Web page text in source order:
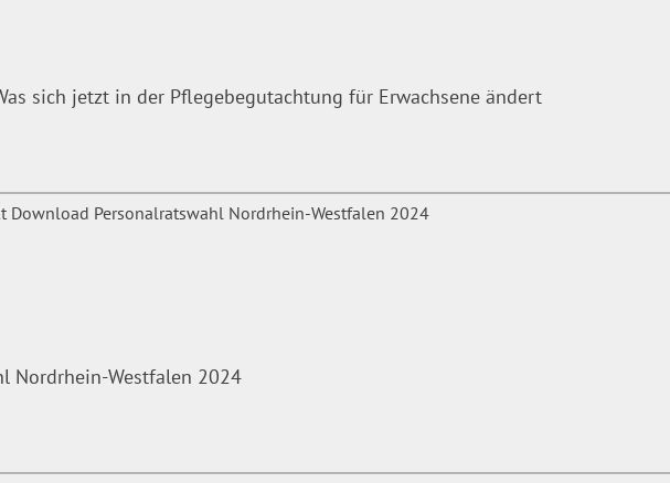
sich jetzt in der Pflegebegutachtung für Erwachsene ändert
Nordrhein-Westfalen 2024